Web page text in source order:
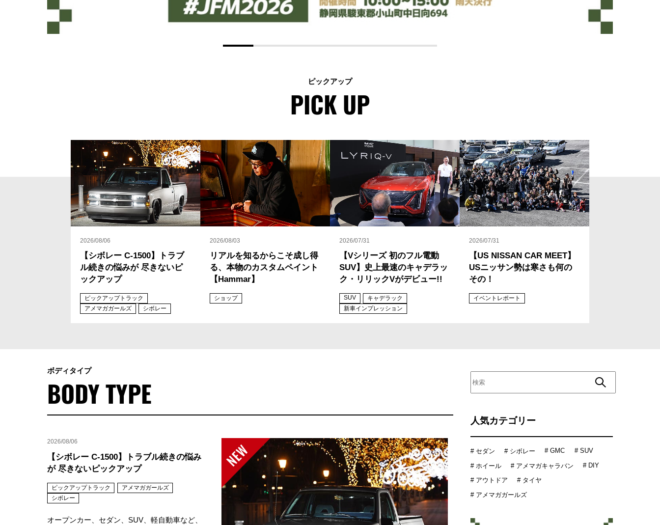
ピックアップ
PICK UP
2026/08/06
【シボレー C-1500】トラブ
ル続きの悩みが 尽きないピ
ックアップ
ピックアップトラック
アメマガガールズ
シボレー
2026/08/03
リアルを知るからこそ成し得
る、本物のカスタムペイント
【Hammar】
ショップ
2026/07/31
【Vシリーズ 初のフル電動
SUV】史上最速のキャデラッ
ク・リリックVがデビュー!!
SUV
キャデラック
新車インプレッション
2026/07/31
【US NISSAN CAR MEET】
USニッサン勢は寒さも何の
その！
イベントレポート
ボディタイプ
BODY TYPE
2026/08/06
【シボレー C-1500】トラブル続きの悩み
が 尽きないピックアップ
ピックアップトラック
アメマガガールズ
シボレー
オープンカー、セダン、SUV、軽自動車など、
人気カテゴリー
# セダン # シボレー # GMC # SUV
# ホイール # アメマガキャラバン # DIY
# アウトドア
# タイヤ
# アメマガガールズ